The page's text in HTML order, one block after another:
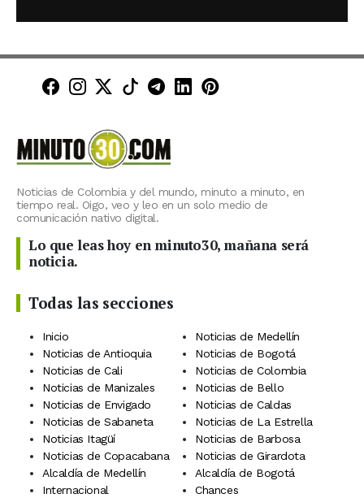
Minuto30 en Facebook
Minuto30 en Instagram
Minuto30 en X (Twitter)
Minuto30 en TikTok
Canal de Minuto30 en
Minuto30 en LinkedIn
Minuto30 en
Noticias de Colombia y del mundo, minuto a minuto, en
tiempo real. Oigo, veo y leo en un solo medio de
comunicación nativo digital.
Lo que leas hoy en minuto30, mañana será
noticia.
Todas las secciones
Inicio
Noticias de Medellín
Noticias de Antioquia
Noticias de Bogotá
Noticias de Cali
Noticias de Colombia
Noticias de Manizales
Noticias de Bello
Noticias de Envigado
Noticias de Caldas
Noticias de Sabaneta
Noticias de La Estrella
Noticias Itagüí
Noticias de Barbosa
Noticias de Copacabana
Noticias de Girardota
Alcaldía de Medellín
Alcaldía de Bogotá
Internacional
Chances